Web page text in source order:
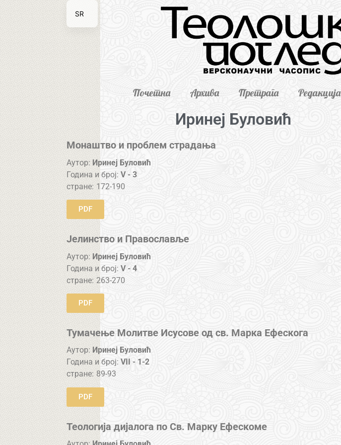
Почетна Архива Претрага Редакција
Иринеј Буловић
Монаштво и проблем страдања
Аутор: Иринеј Буловић
Година и број:V - 3
стране: 172-190
PDF
Јелинство и Православље
Аутор: Иринеј Буловић
Година и број:V - 4
стране: 263-270
PDF
Тумачење Молитве Исусове од св. Марка Ефескога
Аутор: Иринеј Буловић
Година и број:VII - 1-2
стране: 89-93
PDF
Теологија дијалога по Св. Марку Ефескоме
SR
EN